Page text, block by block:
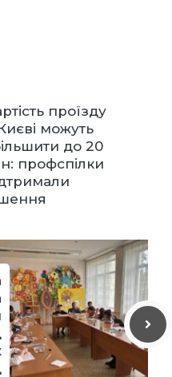
проїзду
можуть
до 20
профспілки